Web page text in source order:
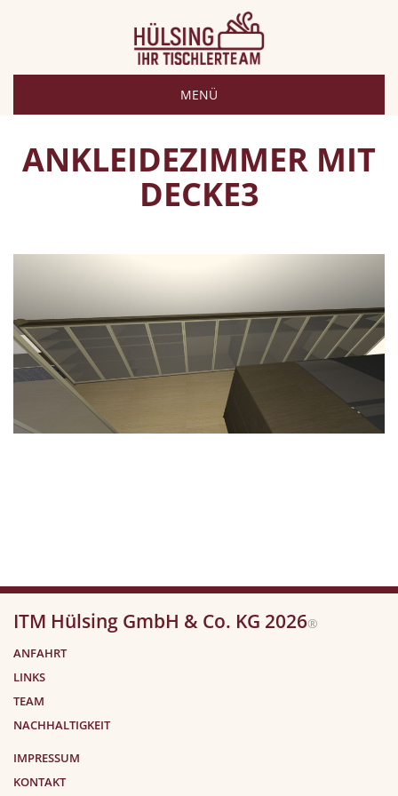
MENÜ
ANKLEIDEZIMMER MIT
DECKE3
ITM Hülsing GmbH & Co. KG 2026®
ANFAHRT
LINKS
TEAM
NACHHALTIGKEIT
IMPRESSUM
KONTAKT